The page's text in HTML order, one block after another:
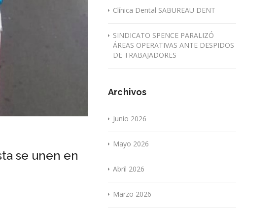
se unen en
Clínica Dental SABUREAU DENT
SINDICATO SPENCE PARALIZÓ
ÁREAS OPERATIVAS ANTE DESPIDOS
DE TRABAJADORES
Archivos
Junio 2026
Mayo 2026
Abril 2026
Marzo 2026